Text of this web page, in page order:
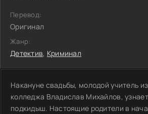
Перевод:
Оригинал
Жанр:
Детектив, Криминал
Накануне свадьбы, молодой учитель
колледжа Владислав Михайлов,
подкидыш. Настоящие родители в